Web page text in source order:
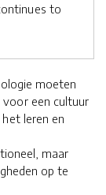
to
moeten
een cultuur
leren en
maar
op te